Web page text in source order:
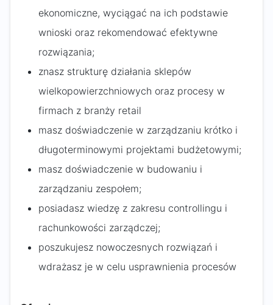
ekonomiczne, wyciągać na ich podstawie
wnioski oraz rekomendować efektywne
rozwiązania;
znasz strukturę działania sklepów
wielkopowierzchniowych oraz procesy w
firmach z branży retail
masz doświadczenie w zarządzaniu krótko i
długoterminowymi projektami budżetowymi;
masz doświadczenie w budowaniu i
zarządzaniu zespołem;
posiadasz wiedzę z zakresu controllingu i
rachunkowości zarządczej;
poszukujesz nowoczesnych rozwiązań i
wdrażasz je w celu usprawnienia procesów